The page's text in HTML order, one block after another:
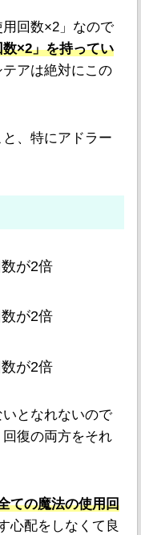
回数×2」なので
×2」を持ってい
アは絶対にこの
、特にアドラー
が2倍
が2倍
が2倍
となれないので
復の両方をそれ
ての魔法の使用回
心配をしなくて良